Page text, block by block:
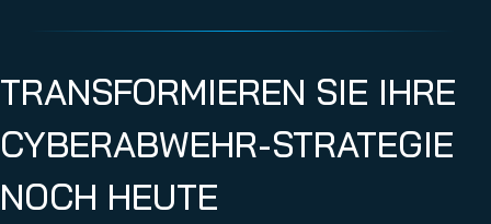
TRANSFORMIEREN SIE IHRE
CYBERABWEHR-STRATEGIE
NOCH HEUTE